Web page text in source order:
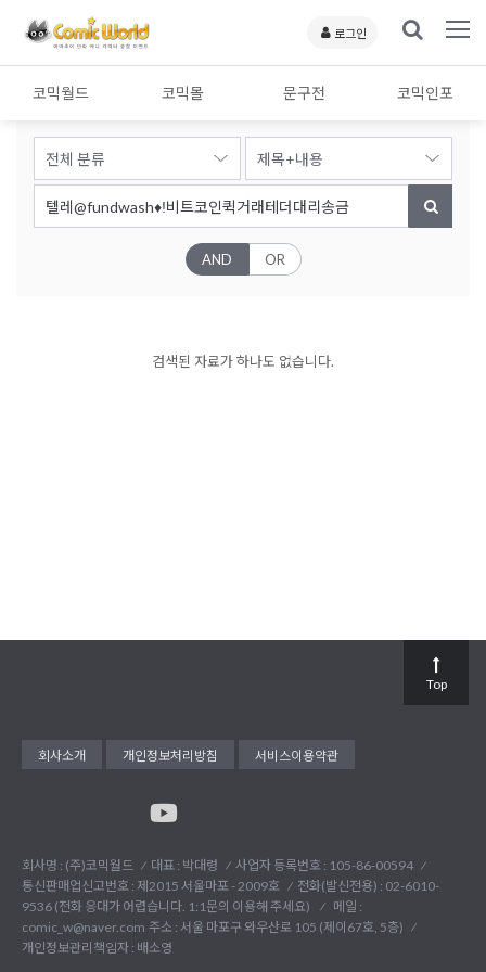
로그인
코믹월드 코믹몰 문구전 코믹인포
AND OR
검색된 자료가 하나도 없습니다.
회사소개 개인정보처리방침 서비스이용약관
회사명 : (주)코믹월드 대표 : 박대령
사업자 등록번호 : 105-86-00594
통신판매업신고번호 : 제2015 서울마포 - 2009호
전화(발신전용) : 02-6010-
9536 (전화 응대가 어렵습니다. 1:1문의 이용해 주세요)
메일 :
comic_w@naver.com 주소 : 서울 마포구 와우산로 105 (제이67호, 5층)
개인정보관리책임자 : 배소영
Top